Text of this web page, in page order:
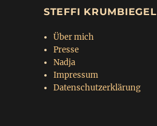
STEFFI KRUMBIEGEL
Über mich
Presse
Nadja
Impressum
Datenschutzerklärung